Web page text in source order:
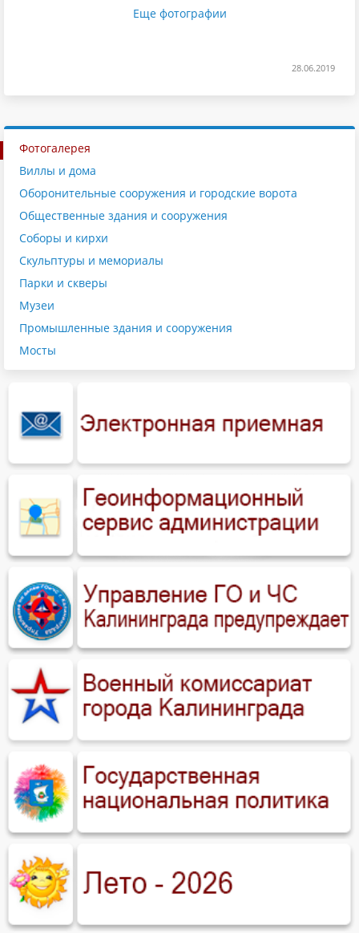
Еще фотографии
28.06.2019
Фотогалерея
Виллы и дома
Оборонительные сооружения и городские ворота
Общественные здания и сооружения
Соборы и кирхи
Скульптуры и мемориалы
Парки и скверы
Музеи
Промышленные здания и сооружения
Мосты